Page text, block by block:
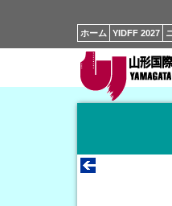
ホーム YIDFF 2027